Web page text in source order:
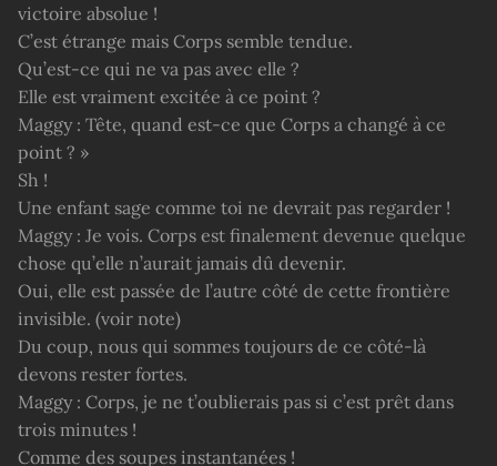
victoire absolue !
C’est étrange mais Corps semble tendue.
Qu’est-ce qui ne va pas avec elle ?
Elle est vraiment excitée à ce point ?
Maggy : Tête, quand est-ce que Corps a changé à ce
point ? »
Sh !
Une enfant sage comme toi ne devrait pas regarder !
Maggy : Je vois. Corps est finalement devenue quelque
chose qu’elle n’aurait jamais dû devenir.
Oui, elle est passée de l’autre côté de cette frontière
invisible. (voir note)
Du coup, nous qui sommes toujours de ce côté-là
devons rester fortes.
Maggy : Corps, je ne t’oublierais pas si c’est prêt dans
trois minutes !
Comme des soupes instantanées !